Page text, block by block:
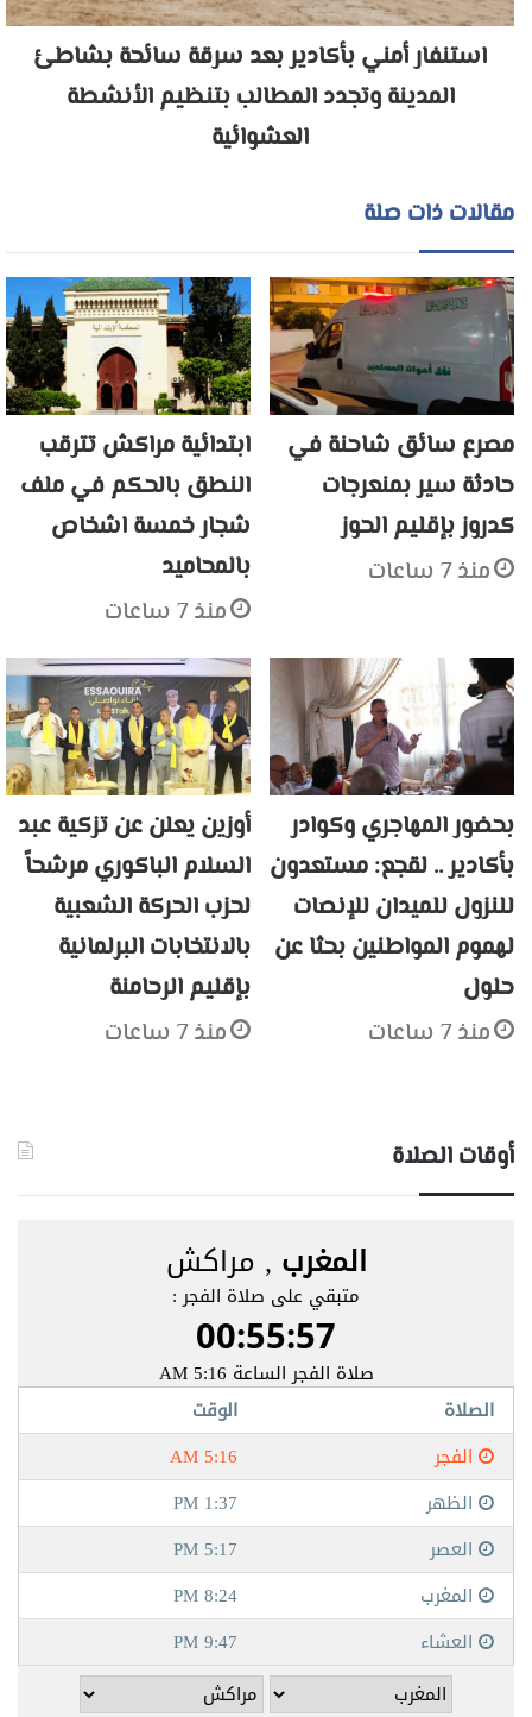
استنفار أمني بأكادير بعد سرقة سائحة بشاطئ
المدينة وتجدد المطالب بتنظيم الأنشطة
العشوائية
مقالات ذات صلة
مصرع سائق شاحنة في
حادثة سير بمنعرجات
كدروز بإقليم الحوز
منذ 7 ساعات
ابتدائية مراكش تترقب
النطق بالحكم في ملف
شجار خمسة اشخاص
بالمحاميد
منذ 7 ساعات
بحضور المهاجري وكوادر
بأكادير .. لقجع: مستعدون
للنزول للميدان للإنصات
لهموم المواطنين بحثا عن
حلول
منذ 7 ساعات
أوزين يعلن عن تزكية عبد
السلام الباكوري مرشحاً
لحزب الحركة الشعبية
بالانتخابات البرلمانية
بإقليم الرحامنة
منذ 7 ساعات
أوقات الصلاة